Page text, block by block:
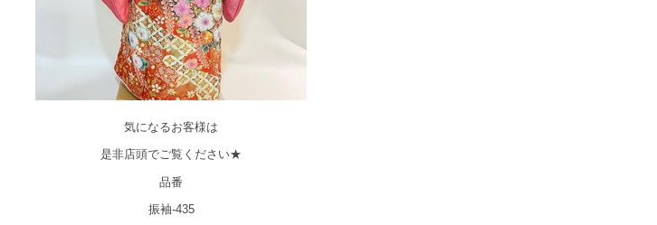
気になるお客様は
是非店頭でご覧ください★
品番
振袖-435